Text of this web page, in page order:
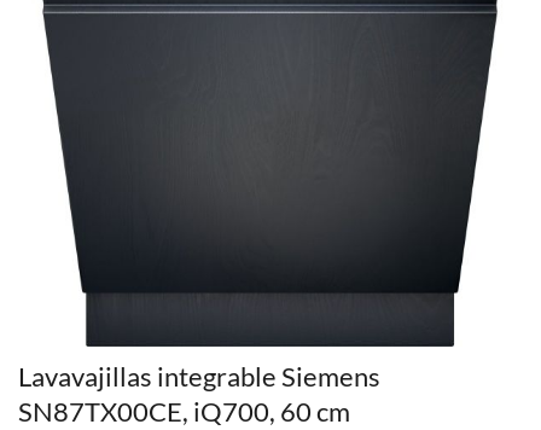
Lavavajillas integrable Siemens
SN87TX00CE, iQ700, 60 cm